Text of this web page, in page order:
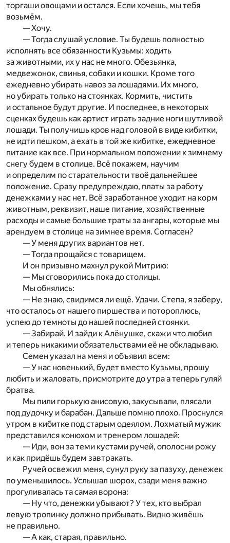
торгаши овощами и остался. Если хочешь, мы тебя
возьмём.
— Хочу.
— Тогда слушай условие. Ты будешь полностью
исполнять все обязанности Кузьмы: ходить
за животными, их у нас не много. Обезьянка,
медвежонок, свинья, собаки и кошки. Кроме того
ежедневно убирать навоз за лошадями. Их много,
но убирать только на стоянках. Кормить, чистить
и остальное будут другие. И последнее, в некоторых
сценках будешь как артист играть задние ноги шутливой
лошади. Ты получишь кров над головой в виде кибитки,
не идти пешком, а ехать в той же кибитке, ежедневное
питание как все. При нормальном положении к зимнему
снегу будем в столице. Всё покажем, научим
и определим по старательности твоё дальнейшее
положение. Сразу предупреждаю, платы за работу
денежками у нас нет. Всё заработанное уходит на корм
животным, реквизит, наше питание, хозяйственные
расходы и самые большие траты за ангары, которые мы
арендуем в столице на зимнее время. Согласен?
— У меня других вариантов нет.
— Тогда прощайся с товарищем.
И он призывно махнул рукой Митрию:
— Мы сговорились пока до столицы.
Мы обнялись:
— Не знаю, свидимся ли ещё. Удачи. Степа, я заберу,
что осталось от нашего пиршества и потороплюсь,
успею до темноты до нашей последней стоянки.
— Забирай. И зайди к Алёнушке, скажи что любил
и теперь никакими обязательствами её не обкладываю.
Семен указал на меня и объявил всем:
— У нас новенький, будет вместо Кузьмы, прошу
любить и жаловать, присмотрите до утра а теперь гуляй
братва.
Мы пили горькую анисовую, закусывали, плясали
под дудочку и барабан. Дальше помню плохо. Проснулся
утром в кибитке под старым одеялом. Лохматый мужик
представился конюхом и тренером лошадей:
— Иди, вон за теми кустами ручей, ополосни рожу
и как придёшь будем завтракать.
Ручей освежил меня, сунул руку за пазуху, денежек
по уменьшилось. Услышал шорох, сзади меня важно
прогуливалась та самая ворона:
— Ну что, денежки убывают? У тех, кто выбрал
левую тропинку должно прибывать. Видно живёшь
не правильно.
— А как, старая, правильно.